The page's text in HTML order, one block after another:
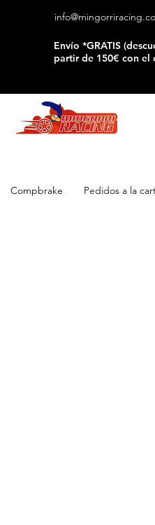
​Envío *GRATIS
partir de 150€ con el
Compbrake Pedidos a la